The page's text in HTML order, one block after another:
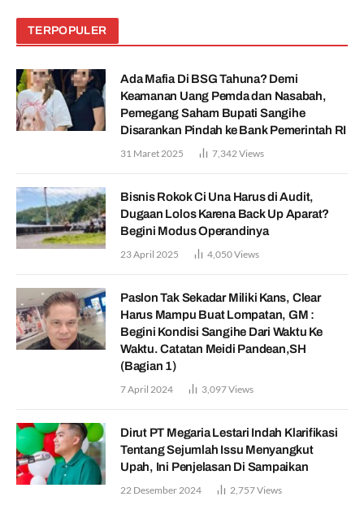
TERPOPULER
Ada Mafia Di BSG Tahuna? Demi
Keamanan Uang Pemda dan Nasabah,
Pemegang Saham Bupati Sangihe
Disarankan Pindah ke Bank Pemerintah RI
31 Maret 2025 7,342 Views
Bisnis Rokok Ci Una Harus di Audit,
Dugaan Lolos Karena Back Up Aparat?
Begini Modus Operandinya
23 April 2025 4,050Views
Paslon Tak Sekadar Miliki Kans, Clear
Harus Mampu Buat Lompatan, GM :
Begini Kondisi Sangihe Dari Waktu Ke
Waktu. Catatan Meidi Pandean,SH
(Bagian 1)
7 April 2024 3,097Views
Dirut PT Megaria Lestari Indah Klarifikasi
Tentang Sejumlah Issu Menyangkut
Upah, Ini Penjelasan Di Sampaikan
22 Desember 2024 2,757Views